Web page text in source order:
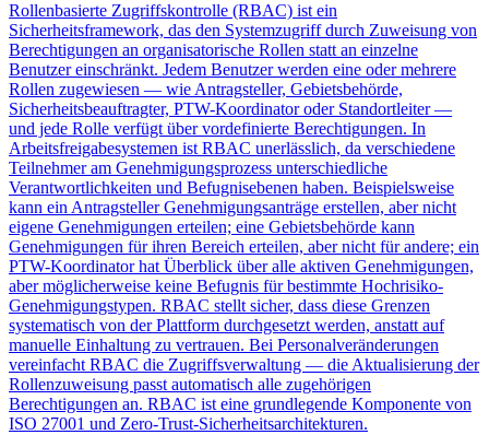
Rollenbasierte Zugriffskontrolle (RBAC) ist ein
Sicherheitsframework, das den Systemzugriff durch Zuweisung von
Berechtigungen an organisatorische Rollen statt an einzelne
Benutzer einschränkt. Jedem Benutzer werden eine oder mehrere
Rollen zugewiesen — wie Antragsteller, Gebietsbehörde,
Sicherheitsbeauftragter, PTW-Koordinator oder Standortleiter —
und jede Rolle verfügt über vordefinierte Berechtigungen. In
Arbeitsfreigabesystemen ist RBAC unerlässlich, da verschiedene
Teilnehmer am Genehmigungsprozess unterschiedliche
Verantwortlichkeiten und Befugnisebenen haben. Beispielsweise
kann ein Antragsteller Genehmigungsanträge erstellen, aber nicht
eigene Genehmigungen erteilen; eine Gebietsbehörde kann
Genehmigungen für ihren Bereich erteilen, aber nicht für andere; ein
PTW-Koordinator hat Überblick über alle aktiven Genehmigungen,
aber möglicherweise keine Befugnis für bestimmte Hochrisiko-
Genehmigungstypen. RBAC stellt sicher, dass diese Grenzen
systematisch von der Plattform durchgesetzt werden, anstatt auf
manuelle Einhaltung zu vertrauen. Bei Personalveränderungen
vereinfacht RBAC die Zugriffsverwaltung — die Aktualisierung der
Rollenzuweisung passt automatisch alle zugehörigen
Berechtigungen an. RBAC ist eine grundlegende Komponente von
ISO 27001 und Zero-Trust-Sicherheitsarchitekturen.